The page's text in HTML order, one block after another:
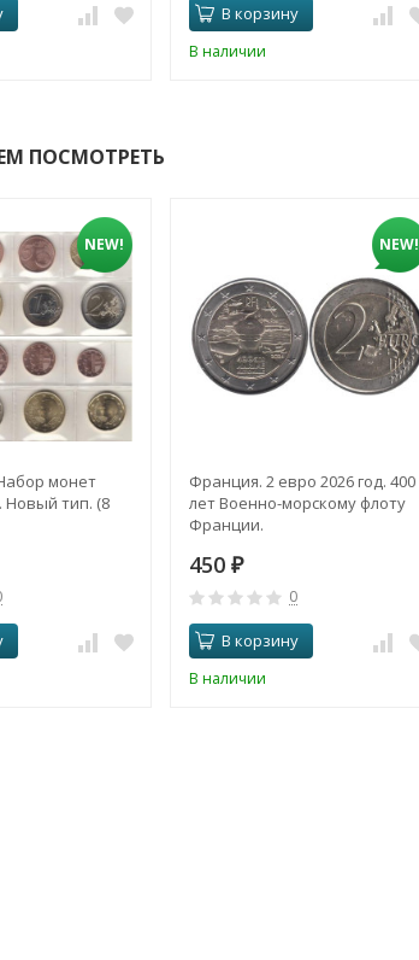
В корзину
В наличии
ПОСМОТРЕТЬ
NEW!
монет
Новый тип. (8
NEW!
Франция. 2 евро 2026 год. 400
лет Военно-морскому флоту
Франции.
450 ₽
0
В корзину
В наличии